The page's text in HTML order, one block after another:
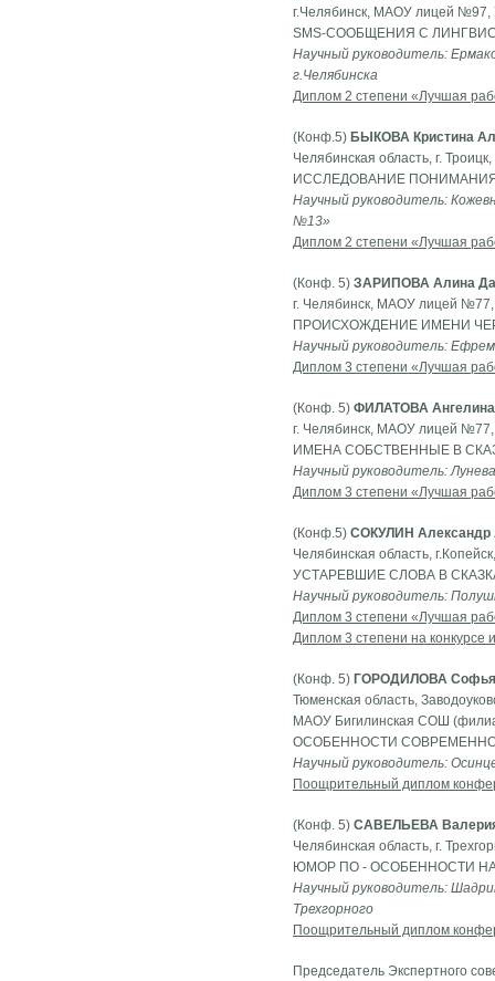
г.Челябинск, МАОУ лицей №97,
SMS-СООБЩЕНИЯ С
Научный руководитель:
г.Челябинска
Диплом 2 степени «Лучшая
(Конф.5) БЫКОВА Кристина
Челябинская область, г.
ИССЛЕДОВАНИЕ
Научный руководитель:
№13»
Диплом 2 степени «Лучшая
(Конф. 5) ЗАРИПОВА Алина
г. Челябинск, МАОУ лицей №77,
ПРОИСХОЖДЕНИЕ ИМЕНИ
Научный руководитель:
Диплом 3 степени «Лучшая
(Конф. 5) ФИЛАТОВА Ангелина
г. Челябинск, МАОУ лицей №77,
ИМЕНА СОБСТВЕННЫЕ В
Научный руководитель:
Диплом 3 степени «Лучшая
(Конф.5) СОКУЛИН Александр
Челябинская область,
УСТАРЕВШИЕ СЛОВА В
Научный руководитель:
Диплом 3 степени «Лучшая
Диплом 3 степени на конкурсе
(Конф. 5) ГОРОДИЛОВА Софья
Тюменская область,
МАОУ Бигилинская СОШ
ОСОБЕННОСТИ
Научный руководитель:
Поощрительный диплом
(Конф. 5) САВЕЛЬЕВА
Челябинская область, г.
ЮМОР ПО - ОСОБЕННОСТИ
Научный руководитель:
Трехгорного
Поощрительный диплом
Председатель Экспертного